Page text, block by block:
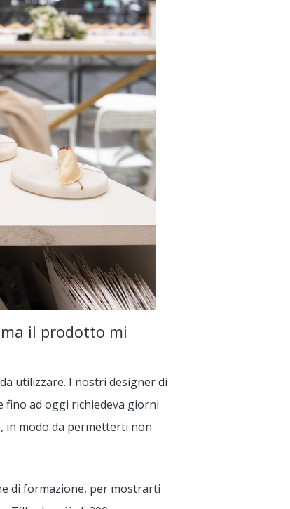
il prodotto mi
utilizzare. I nostri designer di
fino ad oggi richiedeva giorni
in modo da permetterti non
di formazione, per mostrarti